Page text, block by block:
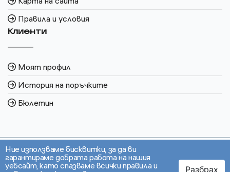
Ние използваме бисквитки, за да ви
гарантираме добрата работа на нашия
уебсайт, като спазваме всички правила и
Разбрах
Правила и условия
Клиенти
Моят профил
История на поръчките
Бюлетин